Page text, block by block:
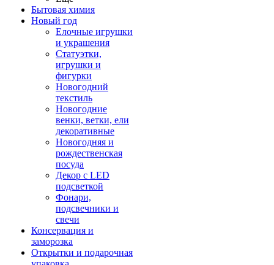
Бытовая химия
Новый год
Елочные игрушки
и украшения
Статуэтки,
игрушки и
фигурки
Новогодний
текстиль
Новогодние
венки, ветки, ели
декоративные
Новогодняя и
рождественская
посуда
Декор с LED
подсветкой
Фонари,
подсвечники и
свечи
Консервация и
заморозка
Открытки и подарочная